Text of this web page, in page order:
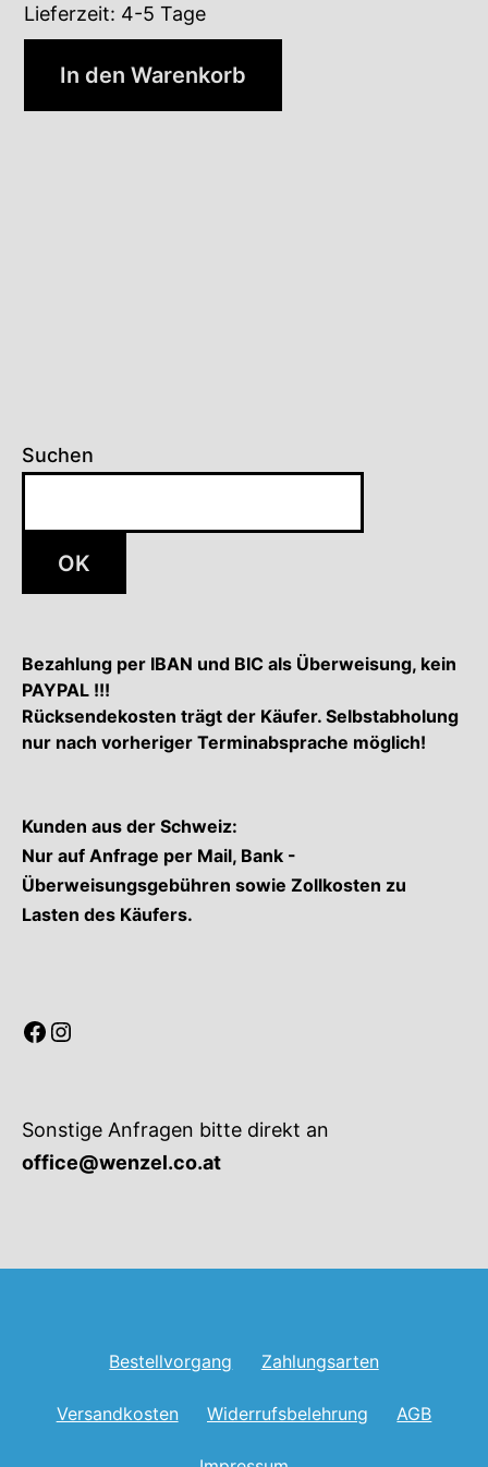
Lieferzeit: 4-5 Tage
In den Warenkorb
Suchen
OK
Bezahlung per IBAN und BIC als Überweisung, kein
PAYPAL !!!
Rücksendekosten trägt der Käufer. Selbstabholung
nur nach vorheriger Terminabsprache möglich!
Kunden aus der Schweiz:
Nur auf Anfrage per Mail, Bank -
Überweisungsgebühren sowie Zollkosten zu
Lasten des Käufers.
Facebook
Sonstige Anfragen bitte direkt an
office@wenzel.co.at
Bestellvorgang Zahlungsarten
Versandkosten Widerrufsbelehrung AGB